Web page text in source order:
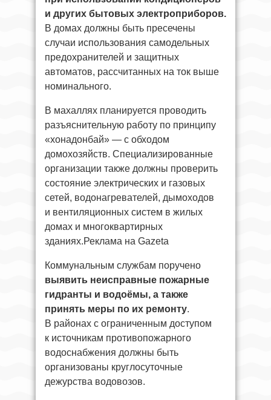
и других бытовых электроприборов.
В домах должны быть пресечены
случаи использования самодельных
предохранителей и защитных
автоматов, рассчитанных на ток выше
номинального.
В махаллях планируется проводить
разъяснительную работу по принципу
«хонадонбай» — с обходом
домохозяйств. Специализированные
организации также должны проверить
состояние электрических и газовых
сетей, водонагревателей, дымоходов
и вентиляционных систем в жилых
домах и многоквартирных
зданиях.Реклама на Gazeta
Коммунальным службам поручено
выявить неисправные пожарные
гидранты и водоёмы, а также
принять меры по их ремонту.
В районах с ограниченным доступом
к источникам противопожарного
водоснабжения должны быть
организованы круглосуточные
дежурства водовозов.